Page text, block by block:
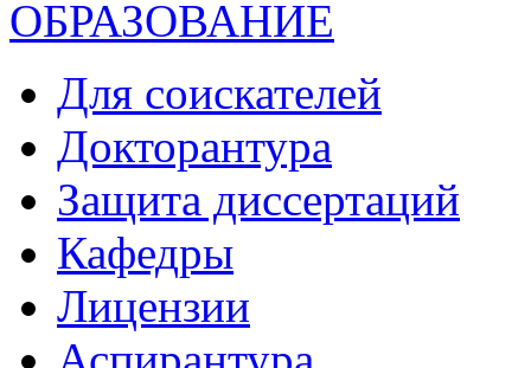
ОБРАЗОВАНИЕ
Для соискателей
Докторантура
Защита диссертаций
Кафедры
Лицензии